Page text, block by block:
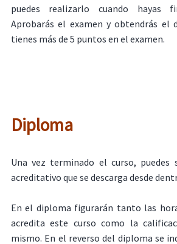
puedes realizarlo cuando hayas
Aprobarás el examen y obtendrás el
tienes más de 5 puntos en el examen.
Diploma
Una vez terminado el curso,
acreditativo que se descarga desde
En el diploma figurarán tanto las
acredita este curso como la
mismo. En el reverso del diploma se